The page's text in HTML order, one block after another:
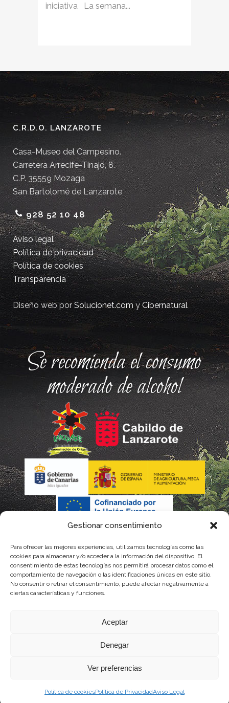
Gestionar consentimiento
Para ofrecer las mejores experiencias, utilizamos tecnologías como las
cookies para almacenar y/o acceder a la información del dispositivo. El
consentimiento de estas tecnologías nos permitirá procesar datos como el
comportamiento de navegación o las identificaciones únicas en este sitio.
No consentir o retirar el consentimiento, puede afectar negativamente a
ciertas características y funciones.
Aceptar
Denegar
Ver preferencias
Política de cookiesPolítica de PrivacidadAviso Legal
iniciativa La semana...
C.R.D.O. LANZAROTE
Casa-Museo del Campesino.
Carretera Arrecife-Tinajo, 8.
C.P. 35559 Mozaga
San Bartolomé de Lanzarote
928 52 10 48
Aviso legal
Política de privacidad
Política de cookies
Transparencia
Diseño web porSolucionet.comyCibernatural
Se recomienda el consumo
moderado de alcohol
La gestión de la DOP Lanzarote realizada por este Consejo
Regulador es financiada, parcialmente, por el Gobierno de
Canarias
Instituto Canario de Calidad Agroalimentaria